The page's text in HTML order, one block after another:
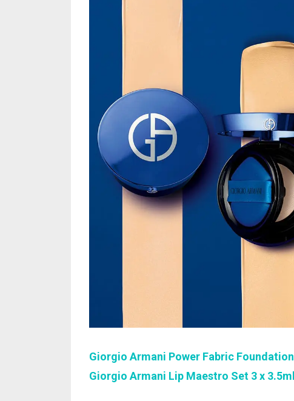
Giorgio Armani Power Fabric Foundation
Giorgio Armani Lip Maestro Set 3 x 3.5ml